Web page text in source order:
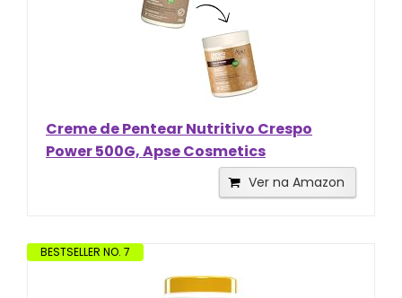
Creme de Pentear Nutritivo Crespo
Power 500G, Apse Cosmetics
Ver na Amazon
BESTSELLER NO. 7